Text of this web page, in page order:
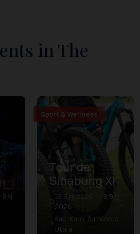
in The
月
Sport & Wellness
Tour de
Sinabung XI
19 9月 2026 – 19 9月
2026
Kab. Karo, Sumatera
Utara